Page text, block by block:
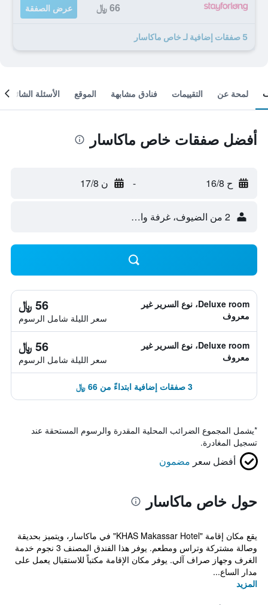
66 ﷼ عرض الصفقة
5 صفقات إضافية لـ خاص ماكاسار
لمحة عن التقييمات فنادق مشابهة الموقع الأسئلة الشائعة
أفضل صفقات خاص ماكاسار
ح 16/8 - ن 17/8
2 من الضيوف، غرفة واحدة
Deluxe room، نوع السرير غير
معروف
56 ﷼
سعر الليلة شامل الرسوم
Deluxe room، نوع السرير غير
معروف
56 ﷼
سعر الليلة شامل الرسوم
3 صفقات إضافية ابتداءً من 66 ﷼
*يشمل المجموع الضرائب المحلية المقدرة والرسوم المستحقة عند
تسجيل المغادرة.
أفضل سعر مضمون
حول خاص ماكاسار
يقع مكان إقامة "KHAS Makassar Hotel" في ماكاسار، ويتميز بحديقة
وصالة مشتركة وتراس ومطعم. يوفر هذا الفندق المصنف 3 نجوم خدمة
الغرف وجهاز صراف آلي. يوفر مكان الإقامة مكتباً للاستقبال يعمل على
مدار الساع...
المزيد